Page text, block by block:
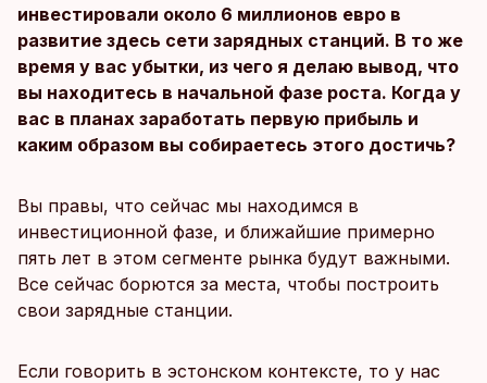
инвестировали около 6 миллионов евро в
развитие здесь сети зарядных станций. В то же
время у вас убытки, из чего я делаю вывод, что
вы находитесь в начальной фазе роста. Когда у
вас в планах заработать первую прибыль и
каким образом вы собираетесь этого достичь?
Вы правы, что сейчас мы находимся в
инвестиционной фазе, и ближайшие примерно
пять лет в этом сегменте рынка будут важными.
Все сейчас борются за места, чтобы построить
свои зарядные станции.
Если говорить в эстонском контексте, то у нас